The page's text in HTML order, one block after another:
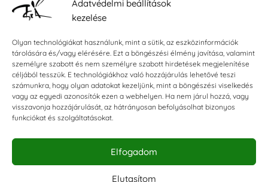
Adatvédelmi beállítások
kezelése
Olyan technológiákat használunk, mint a sütik, az eszközinformációk
tárolására és/vagy elérésére. Ezt a böngészési élmény javítása, valamint
személyre szabott és nem személyre szabott hirdetések megjelenítése
céljából tesszük. E technológiákhoz való hozzájárulás lehetővé teszi
számunkra, hogy olyan adatokat kezeljünk, mint a böngészési viselkedés
vagy az egyedi azonosítók ezen a webhelyen. Ha nem járul hozzá, vagy
visszavonja hozzájárulását, az hátrányosan befolyásolhat bizonyos
funkciókat és szolgáltatásokat.
Elfogadom
Elutasítom
Általános szerződési feltételek
Impresszum
KAPCSOLAT
E-mail:shop@torokszilvi.com
Telefon: +36 30 6767872
KÖZÖSSÉGI